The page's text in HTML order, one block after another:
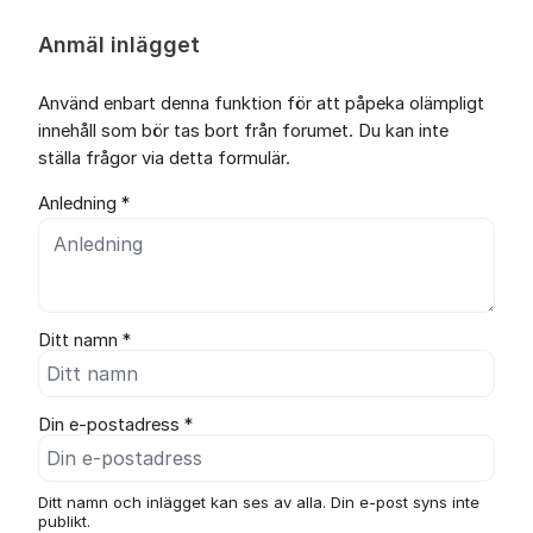
Anmäl inlägget
Använd enbart denna funktion för att påpeka olämpligt
innehåll som bör tas bort från forumet. Du kan inte
ställa frågor via detta formulär.
Anledning *
Ditt namn *
Din e-postadress *
Ditt namn och inlägget kan ses av alla. Din e-post syns inte
publikt.